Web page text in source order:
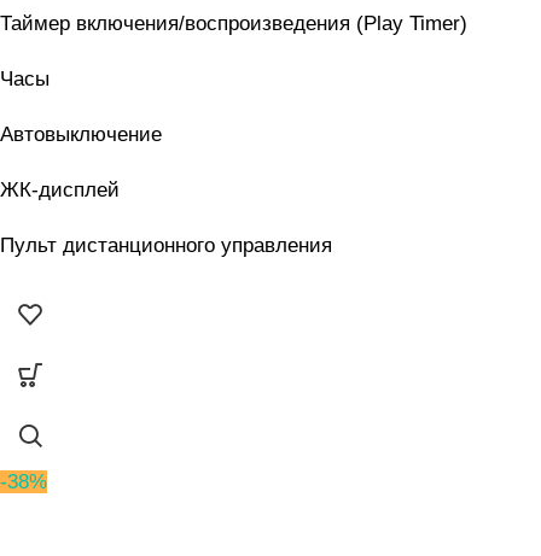
Таймер включения/воспроизведения (Play Timer)
Часы
Автовыключение
ЖК-дисплей
Пульт дистанционного управления
-38%